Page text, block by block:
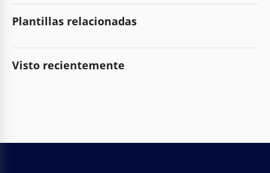
Plantillas relacionadas
Visto recientemente